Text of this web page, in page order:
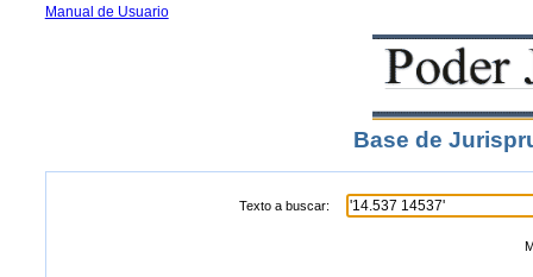
Manual de Usuario
Base de
Texto a buscar: